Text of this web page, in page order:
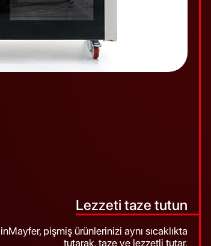
Lezzeti taze tutun
inMayfer, pişmiş ürünlerinizi aynı sıcaklıkta
tutarak, taze ve lezzetli tutar.